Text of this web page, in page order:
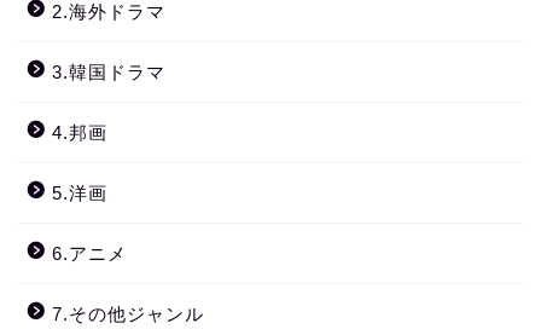
2.海外ドラマ
3.韓国ドラマ
4.邦画
5.洋画
6.アニメ
7.その他ジャンル